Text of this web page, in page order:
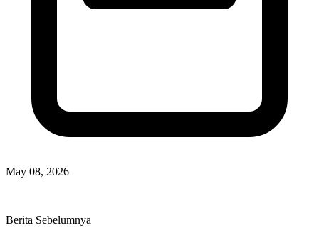
May 08, 2026